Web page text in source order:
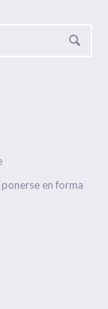
en forma